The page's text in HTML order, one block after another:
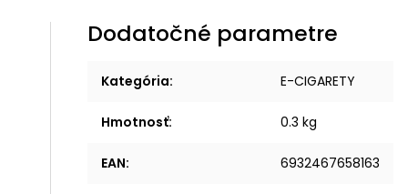
Dodatočné parametre
Kategória: E-CIGARETY
Hmotnosť: 0.3 kg
EAN: 6932467658163